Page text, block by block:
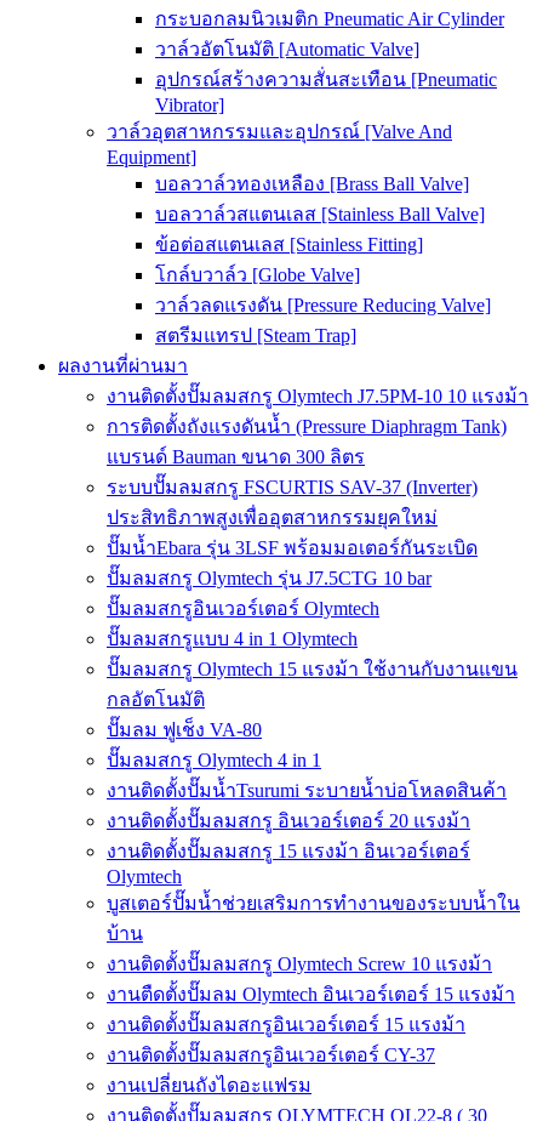
กระบอกลมนิวเมติก Pneumatic Air Cylinder
วาล์วอัตโนมัติ [Automatic Valve]
อุปกรณ์สร้างความสั่นสะเทือน [Pneumatic
Vibrator]
วาล์วอุตสาหกรรมและอุปกรณ์ [Valve And
Equipment]
บอลวาล์วทองเหลือง [Brass Ball Valve]
บอลวาล์วสแตนเลส [Stainless Ball Valve]
ข้อต่อสแตนเลส [Stainless Fitting]
โกล์บวาล์ว [Globe Valve]
วาล์วลดแรงดัน [Pressure Reducing Valve]
สตรีมแทรป [Steam Trap]
ผลงานที่ผ่านมา
งานติดตั้งปั๊มลมสกรู Olymtech J7.5PM-10 10 แรงม้า
การติดตั้งถังแรงดันน้ำ (Pressure Diaphragm Tank)
แบรนด์ Bauman ขนาด 300 ลิตร
ระบบปั๊มลมสกรู FSCURTIS SAV-37 (Inverter)
ประสิทธิภาพสูงเพื่ออุตสาหกรรมยุคใหม่
ปั๊มน้ำEbara รุ่น 3LSF พร้อมมอเตอร์กันระเบิด
ปั๊มลมสกรู Olymtech รุ่น J7.5CTG 10 bar
ปั๊มลมสกรูอินเวอร์เตอร์ Olymtech
ปั๊มลมสกรูแบบ 4 in 1 Olymtech
ปั๊มลมสกรู Olymtech 15 แรงม้า ใช้งานกับงานแขน
กลอัตโนมัติ
ปั๊มลม ฟูเช็ง VA-80
ปั๊มลมสกรู Olymtech 4 in 1
งานติดตั้งปั๊มน้ำTsurumi ระบายน้ำบ่อโหลดสินค้า
งานติดตั้งปั๊มลมสกรู อินเวอร์เตอร์ 20 แรงม้า
งานติดตั้งปั๊มลมสกรู 15 แรงม้า อินเวอร์เตอร์
Olymtech
บูสเตอร์ปั๊มน้ำช่วยเสริมการทำงานของระบบน้ำใน
บ้าน
งานติดตั้งปั๊มลมสกรู Olymtech Screw 10 แรงม้า
งานตืดตั้งปั๊มลม Olymtech อินเวอร์เตอร์ 15 แรงม้า
งานติดตั้งปั๊มลมสกรูอินเวอร์เตอร์ 15 แรงม้า
งานติดตั้งปั๊มลมสกรูอินเวอร์เตอร์ CY-37
งานเปลี่ยนถังไดอะแฟรม
งานติดตั้งปั๊มลมสกรู OLYMTECH OL22-8 ( 30